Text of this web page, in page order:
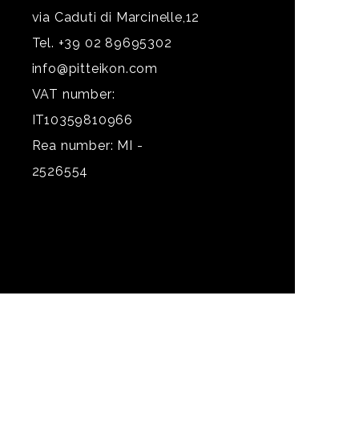
via Caduti di Marcinelle,12
Tel. +39 02 89695302
info@pitteikon.com
VAT number:
IT10359810966
Rea number: MI -
2526554